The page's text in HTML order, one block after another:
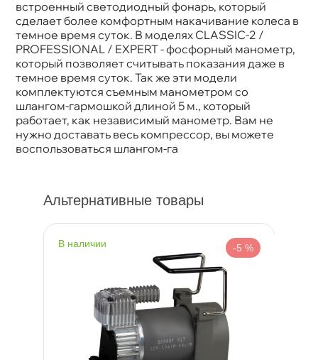
строенный светодиодный фонарь, который
сделает более комфортным накачивание колеса
темное время суток. В моделях CLASSIC-2 /
PROFESSIONAL / EXPERT - фосфорный манометр,
который позволяет считывать показания даже
темное время суток. Так же эти модели
комплектуются съемным манометром со
шлангом-гармошкой длиной 5 м., который
работает, как независимый манометр. Вам не
нужно доставать весь компрессор, вы можете
оспользоваться шлангом-га
Альтернативные товары
наличии -5 %